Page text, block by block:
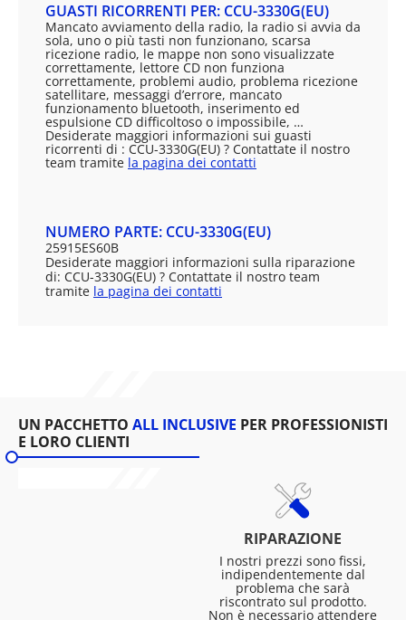
GUASTI RICORRENTI PER: CCU-3330G(EU)
Mancato avviamento della radio, la radio si avvia da
sola, uno o più tasti non funzionano, scarsa
ricezione radio, le mappe non sono visualizzate
correttamente, lettore CD non funziona
correttamente, problemi audio, problema ricezione
satellitare, messaggi d’errore, mancato
funzionamento bluetooth, inserimento ed
espulsione CD difficoltoso o impossibile, …
Desiderate maggiori informazioni sui guasti
ricorrenti di : CCU-3330G(EU) ? Contattate il nostro
team tramite la pagina dei contatti
NUMERO PARTE: CCU-3330G(EU)
25915ES60B
Desiderate maggiori informazioni sulla riparazione
di: CCU-3330G(EU) ? Contattate il nostro team
tramite la pagina dei contatti
UN PACCHETTO ALL INCLUSIVE PER PROFESSIONISTI
E LORO CLIENTI
RIPARAZIONE
I nostri prezzi sono fissi,
indipendentemente dal
problema che sarà
riscontrato sul prodotto.
Non è necessario attendere